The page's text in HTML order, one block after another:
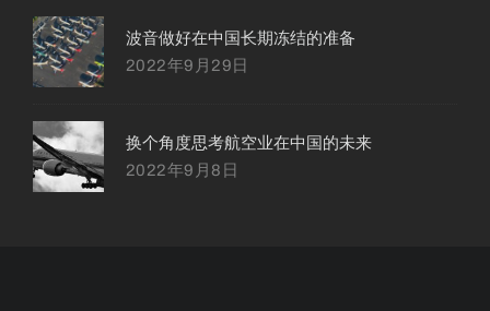
波音做好在中国长期冻结的准备
2022年9月29日
换个角度思考航空业在中国的未来
2022年9月8日